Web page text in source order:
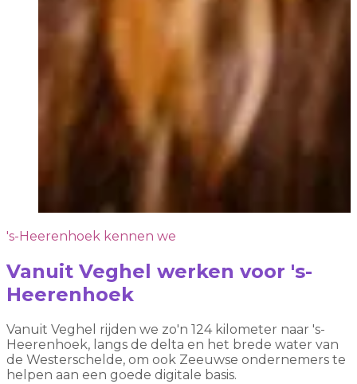
's-Heerenhoek kennen we
Vanuit Veghel werken voor 's-
Heerenhoek
Vanuit Veghel rijden we zo'n 124 kilometer naar 's-
Heerenhoek, langs de delta en het brede water van
de Westerschelde, om ook Zeeuwse ondernemers te
helpen aan een goede digitale basis.